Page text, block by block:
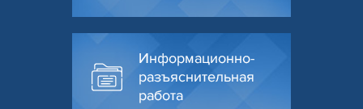
Информационно-
разъяснительная
работа